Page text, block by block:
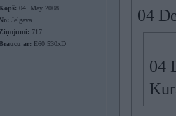
Kopš: 04. May 2008
No: Jelgava
Ziņojumi: 717
Braucu ar: E60 530xD
04
04